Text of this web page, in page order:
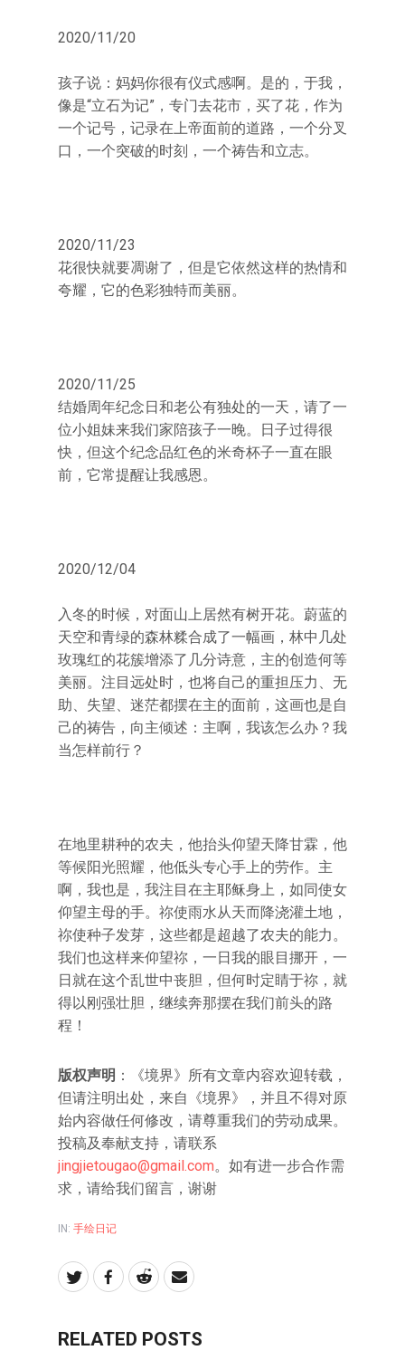
2020/11/20
孩子说：妈妈你很有仪式感啊。是的，于我，
像是“立石为记”，专门去花市，买了花，作为
一个记号，记录在上帝面前的道路，一个分叉
口，一个突破的时刻，一个祷告和立志。
2020/11/23
花很快就要凋谢了，但是它依然这样的热情和
夸耀，它的色彩独特而美丽。
2020/11/25
结婚周年纪念日和老公有独处的一天，请了一
位小姐妹来我们家陪孩子一晚。日子过得很
快，但这个纪念品红色的米奇杯子一直在眼
前，它常提醒让我感恩。
2020/12/04
入冬的时候，对面山上居然有树开花。蔚蓝的
天空和青绿的森林糅合成了一幅画，林中几处
玫瑰红的花簇增添了几分诗意，主的创造何等
美丽。注目远处时，也将自己的重担压力、无
助、失望、迷茫都摆在主的面前，这画也是自
己的祷告，向主倾述：主啊，我该怎么办？我
当怎样前行？
在地里耕种的农夫，他抬头仰望天降甘霖，他
等候阳光照耀，他低头专心手上的劳作。主
啊，我也是，我注目在主耶稣身上，如同使女
仰望主母的手。祢使雨水从天而降浇灌土地，
祢使种子发芽，这些都是超越了农夫的能力。
我们也这样来仰望祢，一日我的眼目挪开，一
日就在这个乱世中丧胆，但何时定睛于祢，就
得以刚强壮胆，继续奔那摆在我们前头的路
程！
版权声明 ：《境界》所有文章内容欢迎转载，
但请注明出处，来自《境界》，并且不得对原
始内容做任何修改，请尊重我们的劳动成果。
投稿及奉献支持，请联系
jingjietougao@gmail.com。如有进一步合作需
求，请给我们留言，谢谢
IN: 手绘日记
RELATED POSTS